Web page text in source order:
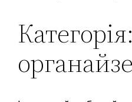
Категорія: